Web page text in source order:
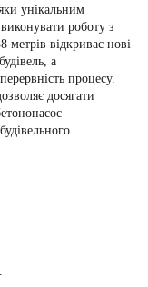
унікальним
роботу з
метрів відкриває нові
а
процесу.
досягати